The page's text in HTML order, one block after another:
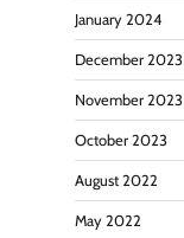
January 2024
December 2023
November 2023
October 2023
August 2022
May 2022